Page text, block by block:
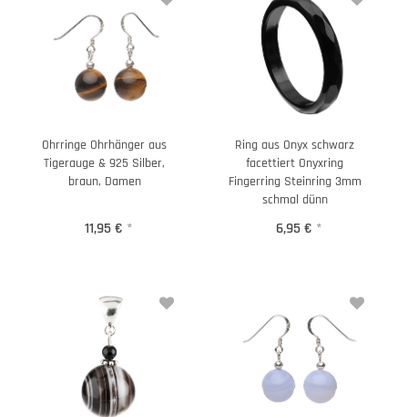
Ohrringe Ohrhänger aus
Tigerauge & 925 Silber,
braun, Damen
11,95 € *
Ring aus Onyx schwarz
facettiert Onyxring
Fingerring Steinring 3mm
schmal dünn
6,95 € *